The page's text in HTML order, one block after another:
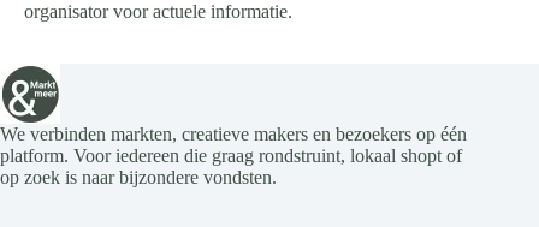
organisator voor actuele informatie.
We verbinden markten, creatieve makers en bezoekers op één
platform. Voor iedereen die graag rondstruint, lokaal shopt of
op zoek is naar bijzondere vondsten.